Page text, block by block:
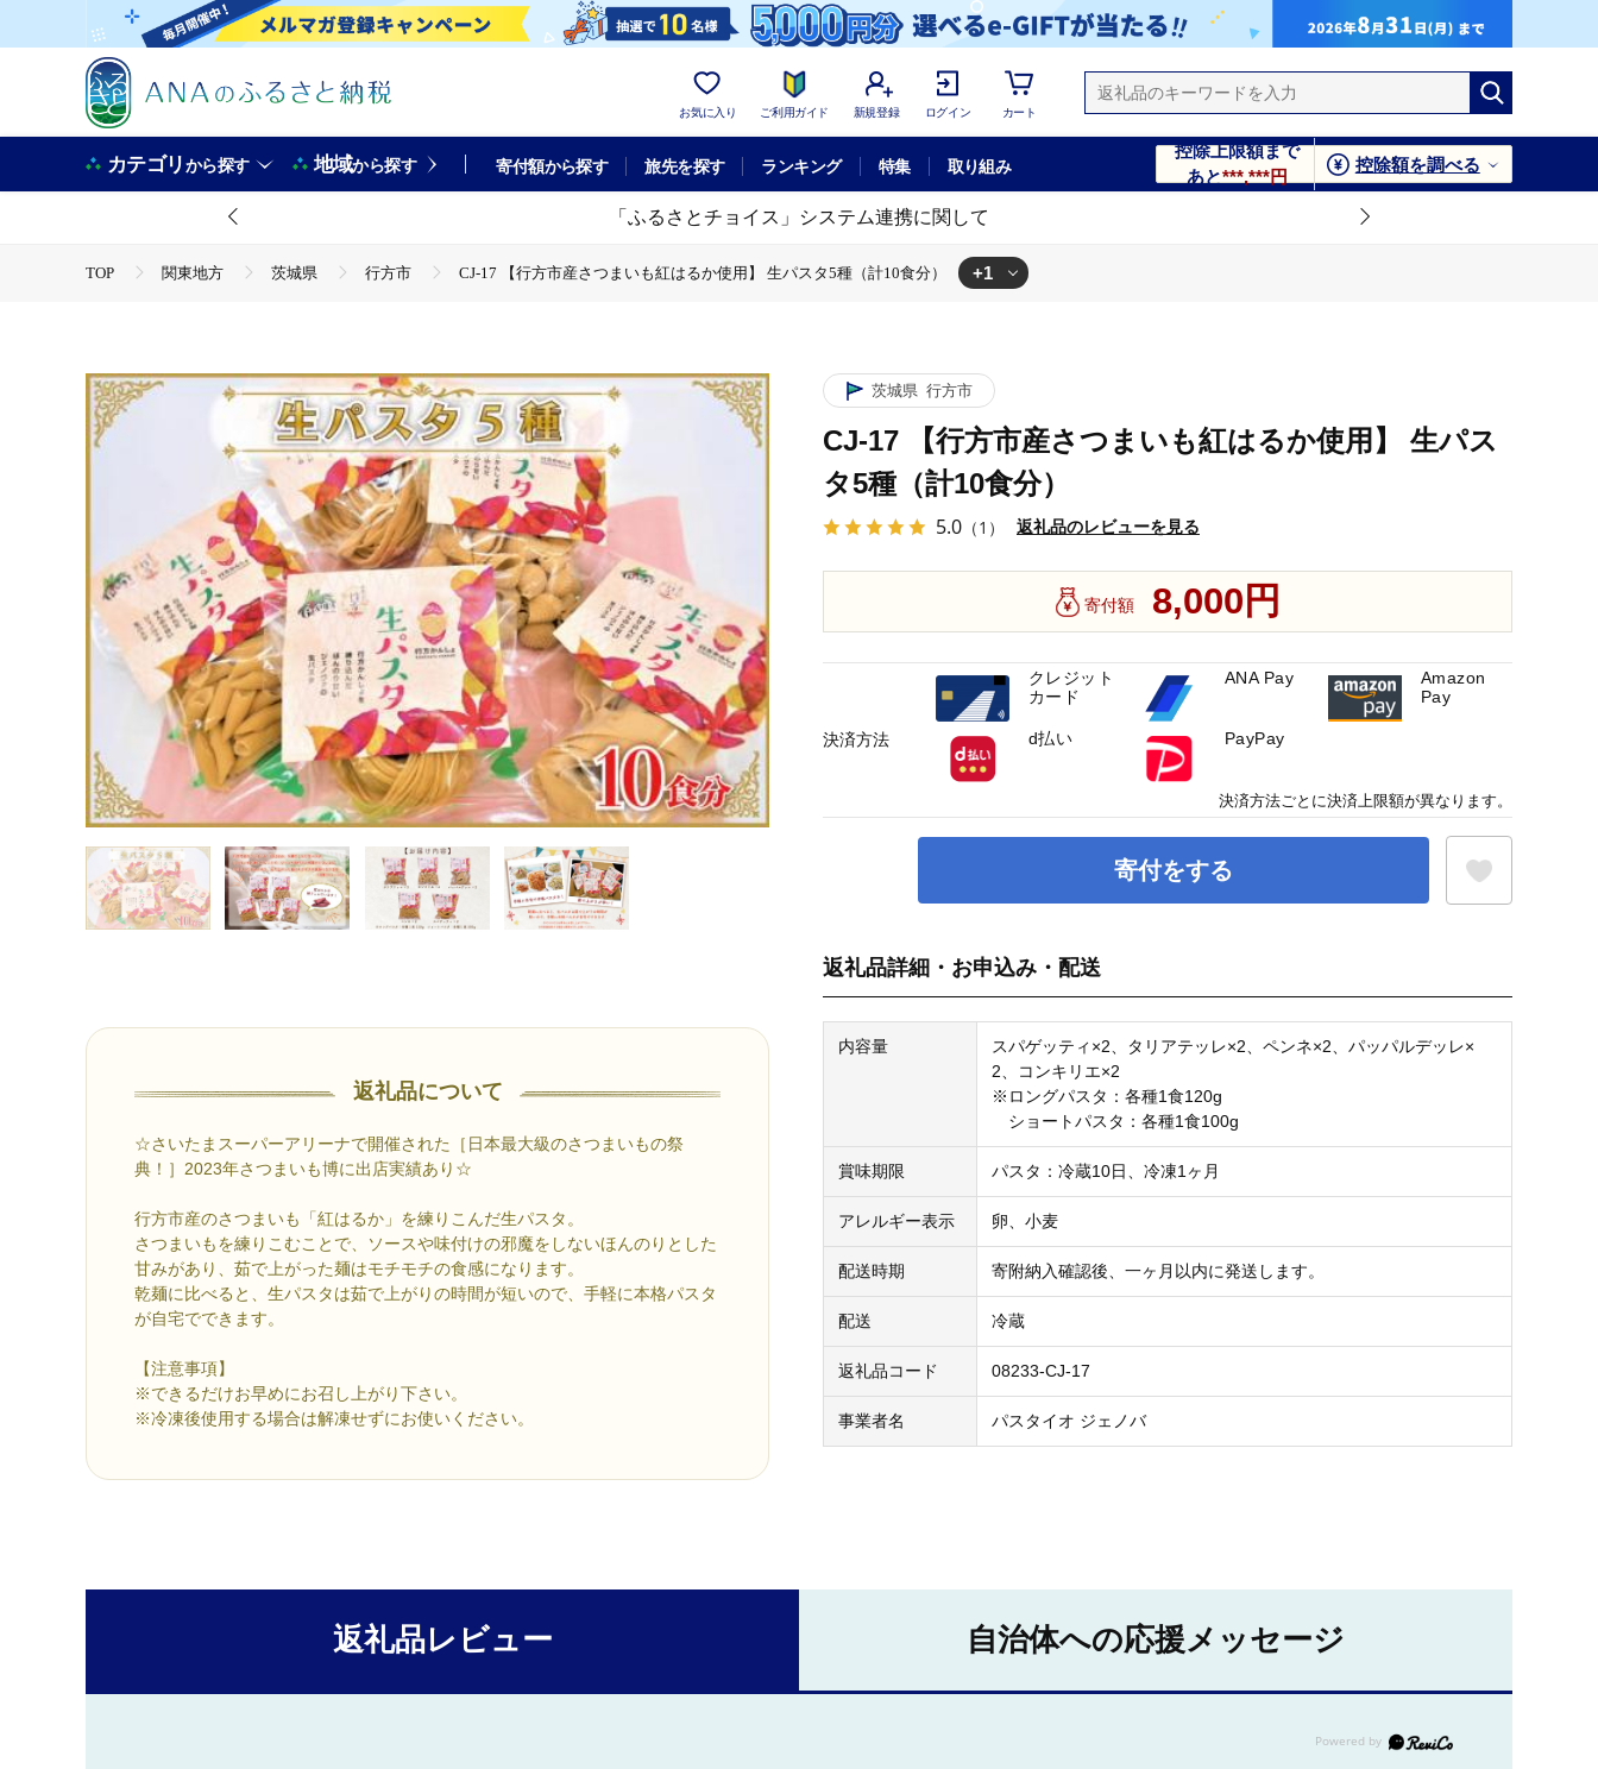
お気に入り ご利用ガイド 新規登録 ログイン カート
カテゴリから探す 地域から探す 寄付額から探す 旅先を探す ランキング 特集 取り組み
控除上限額まで
あと***,***円
控除額を調べる
「ふるさとチョイス」システム連携に関して
TOP 関東地方 茨城県 行方市 CJ-17 【行方市産さつまいも紅はるか使用】 生パスタ5種（計10食分） +1
返礼品について
☆さいたまスーパーアリーナで開催された［日本最大級のさつまいもの祭
典！］2023年さつまいも博に出店実績あり☆
行方市産のさつまいも「紅はるか」を練りこんだ生パスタ。
さつまいもを練りこむことで、ソースや味付けの邪魔をしないほんのりとした
甘みがあり、茹で上がった麺はモチモチの食感になります。
乾麺に比べると、生パスタは茹で上がりの時間が短いので、手軽に本格パスタ
が自宅でできます。
【注意事項】
※できるだけお早めにお召し上がり下さい。
※冷凍後使用する場合は解凍せずにお使いください。
茨城県 行方市
CJ-17 【行方市産さつまいも紅はるか使用】 生パス
タ5種（計10食分）
5.0 （1） 返礼品のレビューを見る
寄付額 8,000円
寄付をする
返礼品詳細・お申込み・配送
内容量
スパゲッティ×2、タリアテッレ×2、ペンネ×2、パッパルデッレ×
2、コンキリエ×2
※ロングパスタ：各種1食120g
ショートパスタ：各種1食100g
賞味期限 パスタ：冷蔵10日、冷凍1ヶ月
アレルギー表示 卵、小麦
配送時期 寄附納入確認後、一ヶ月以内に発送します。
配送 冷蔵
返礼品コード 08233-CJ-17
事業者名 パスタイオ ジェノバ
決済方法
クレジット
カード
ANA Pay
Amazon
Pay
d払い PayPay
決済方法ごとに決済上限額が異なります。
返礼品レビュー 自治体への応援メッセージ